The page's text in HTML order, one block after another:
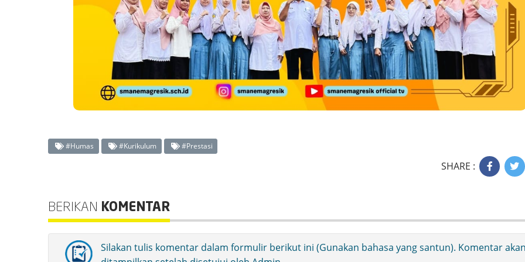
#Humas #Kurikulum #Prestasi
SHARE :
BERIKAN KOMENTAR
Silakan tulis komentar dalam formulir berikut ini (Gunakan bahasa yang santun). Komentar